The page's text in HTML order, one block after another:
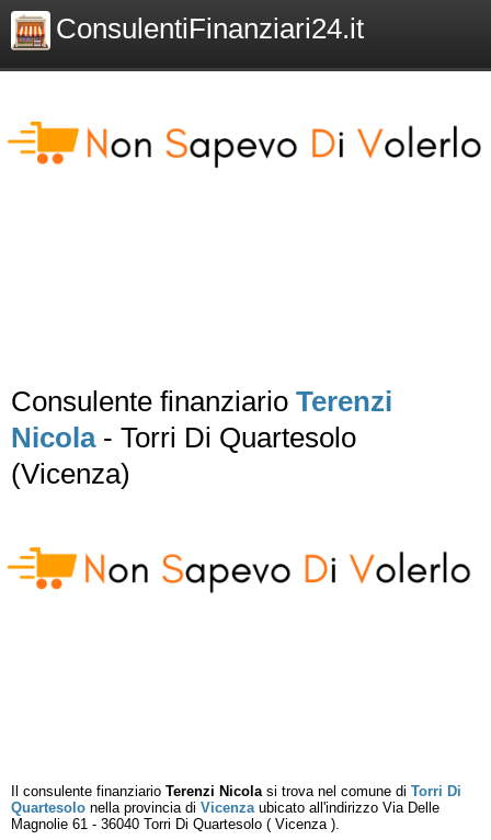
ConsulentiFinanziari24.it
Consulente finanziario Terenzi
Nicola- Torri Di Quartesolo
(Vicenza)
Il consulente finanziario Terenzi Nicolasi trova nel comune di Torri Di
Quartesolo nella provincia di Vicenzaubicato all'indirizzo Via Delle
Magnolie 61 - 36040 Torri Di Quartesolo ( Vicenza).